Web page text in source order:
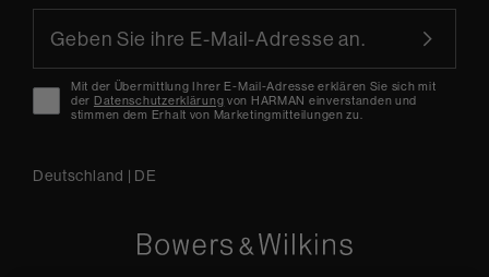
Mit der Übermittlung Ihrer E-Mail-Adresse erklären Sie sich mit
der Datenschutzerklärung von HARMAN einverstanden und
stimmen dem Erhalt von Marketingmitteilungen zu.
Deutschland | DE